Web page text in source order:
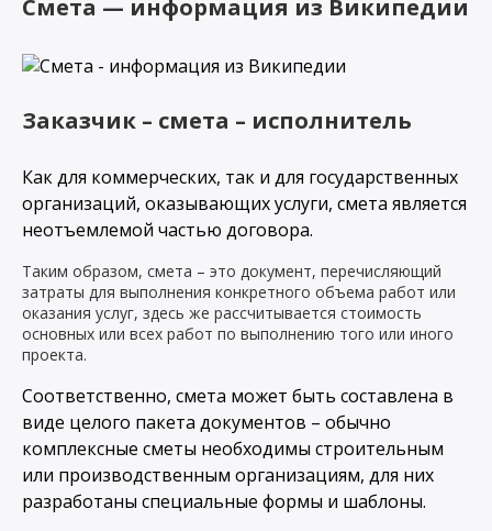
Смета — информация из Википедии
Заказчик – смета – исполнитель
Как для коммерческих, так и для государственных
организаций, оказывающих услуги, смета является
неотъемлемой частью договора.
Таким образом, смета – это документ, перечисляющий
затраты для выполнения конкретного объема работ или
оказания услуг, здесь же рассчитывается стоимость
основных или всех работ по выполнению того или иного
проекта.
Соответственно, смета может быть составлена в
виде целого пакета документов – обычно
комплексные сметы необходимы строительным
или производственным организациям, для них
разработаны специальные формы и шаблоны.